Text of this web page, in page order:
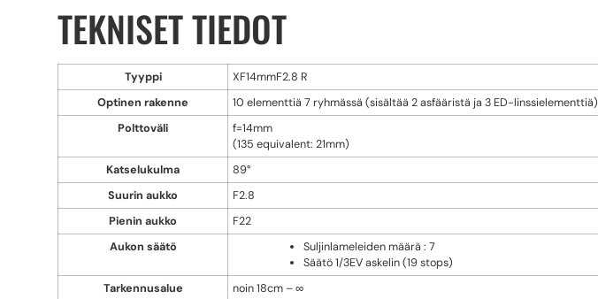
TEKNISET TIEDOT
Tyyppi
XF14mmF2.8 R
Optinen rakenne
10 elementtiä 7 ryhmässä (sisältää 2 asfääristä ja 3 ED-linssielementtiä)
Polttoväli
f=14mm
(135 equivalent: 21mm)
Katselukulma
89°
Suurin aukko
F2.8
Pienin aukko
F22
Aukon säätö
Suljinlameleiden määrä : 7
Säätö 1/3EV askelin (19 stops)
Tarkennusalue
noin 18cm – ∞